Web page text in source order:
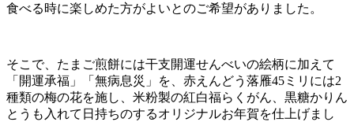
食べる時に楽しめた方がよいとのご希望がありました。
そこで、たまご煎餅には干支開運せんべいの絵柄に加えて
「開運承福」「無病息災」を、赤えんどう落雁45ミリには2
種類の梅の花を施し、米粉製の紅白福らくがん、黒糖かりん
とうも入れて日持ちのするオリジナルお年賀を仕上げまし